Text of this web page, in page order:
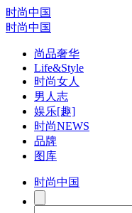
时尚中国
时尚中国
尚品奢华
Life&Style
时尚女人
男人志
娱乐[趣]
时尚NEWS
品牌
图库
时尚中国